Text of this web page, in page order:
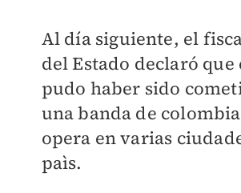
Al día siguiente, el
del Estado declaró
pudo haber sido
una banda de
opera en varias
paìs.